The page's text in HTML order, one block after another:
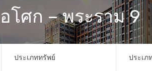
โศก – พระราม 9
ประเภททรัพย์ ประเภ